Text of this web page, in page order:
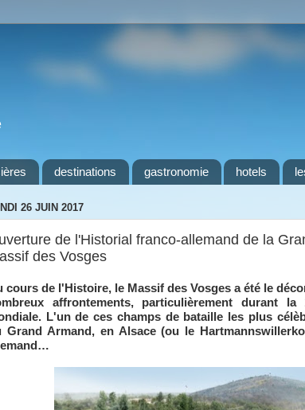
destinations gastronomie hotels
26 JUIN 2017
de l'Historial franco-allemand de la
des Vosges
cours de l'Histoire, le Massif des Vosges a été le
affrontements, particulièrement durant la
L'un de ces champs de bataille les plus
Grand Armand, en Alsace (ou le